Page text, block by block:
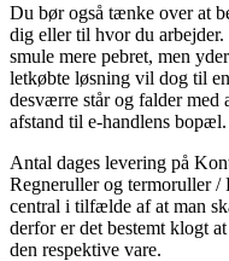
Du bør også tænke over at
dig eller til hvor du
smule mere pebret, men
letkøbte løsning vil dog til
desværre står og falder
afstand til e-handlens bopæl.
Antal dages levering på
Regneruller og termoruller
central i tilfælde af at man
derfor er det bestemt klogt
den respektive vare.